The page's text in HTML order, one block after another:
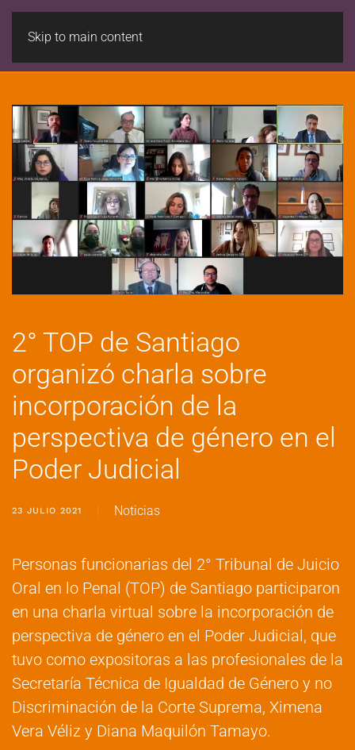
Skip to main content
2° TOP de Santiago
organizó charla sobre
incorporación de la
perspectiva de género en el
Poder Judicial
23 JULIO 2021 Noticias
Personas funcionarias del 2° Tribunal de Juicio
Oral en lo Penal (TOP) de Santiago participaron
en una charla virtual sobre la incorporación de
perspectiva de género en el Poder Judicial, que
tuvo como expositoras a las profesionales de la
Secretaría Técnica de Igualdad de Género y no
Discriminación de la Corte Suprema, Ximena
Vera Véliz y Diana Maquilón Tamayo.